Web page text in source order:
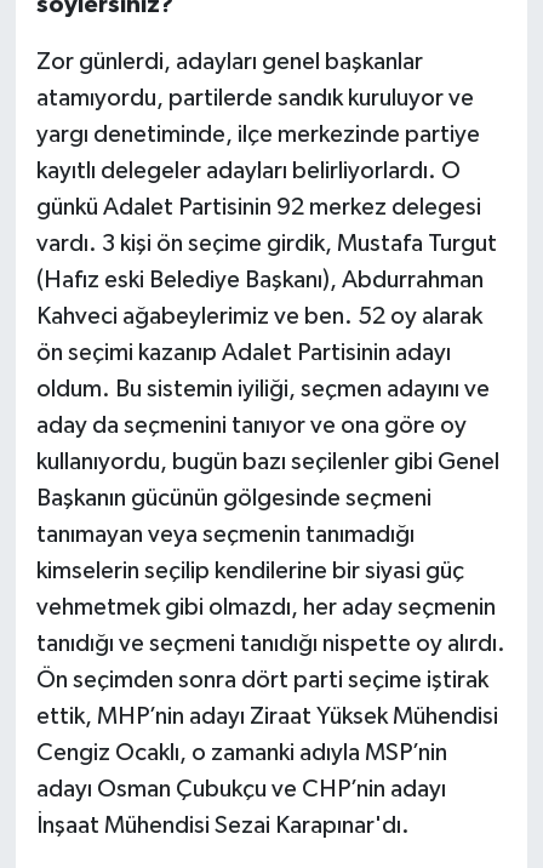
Zor günlerdi, adayları genel başkanlar
atamıyordu, partilerde sandık kuruluyor ve
yargı denetiminde, ilçe merkezinde partiye
kayıtlı delegeler adayları belirliyorlardı. O
günkü Adalet Partisinin 92 merkez delegesi
vardı. 3 kişi ön seçime girdik, Mustafa Turgut
(Hafız eski Belediye Başkanı), Abdurrahman
Kahveci ağabeylerimiz ve ben. 52 oy alarak
ön seçimi kazanıp Adalet Partisinin adayı
oldum. Bu sistemin iyiliği, seçmen adayını ve
aday da seçmenini tanıyor ve ona göre oy
kullanıyordu, bugün bazı seçilenler gibi Genel
Başkanın gücünün gölgesinde seçmeni
tanımayan veya seçmenin tanımadığı
kimselerin seçilip kendilerine bir siyasi güç
vehmetmek gibi olmazdı, her aday seçmenin
tanıdığı ve seçmeni tanıdığı nispette oy alırdı.
Ön seçimden sonra dört parti seçime iştirak
ettik, MHP’nin adayı Ziraat Yüksek Mühendisi
Cengiz Ocaklı, o zamanki adıyla MSP’nin
adayı Osman Çubukçu ve CHP’nin adayı
İnşaat Mühendisi Sezai Karapınar'dı.